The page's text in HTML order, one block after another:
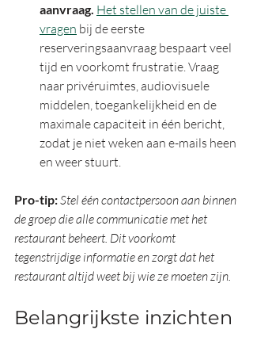
aanvraag. Het stellen van de juiste
vragen bij de eerste
reserveringsaanvraag bespaart veel
tijd en voorkomt frustratie. Vraag
naar privéruimtes, audiovisuele
middelen, toegankelijkheid en de
maximale capaciteit in één bericht,
zodat je niet weken aan e-mails heen
en weer stuurt.
Pro-tip:Stel één contactpersoon aan binnen
de groep die alle communicatie met het
restaurant beheert. Dit voorkomt
tegenstrijdige informatie en zorgt dat het
restaurant altijd weet bij wie ze moeten zijn.
Belangrijkste inzichten